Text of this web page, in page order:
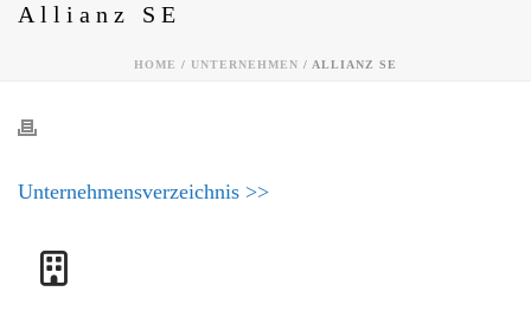
Allianz SE
HOME / UNTERNEHMEN / ALLIANZ SE
Unternehmensverzeichnis >>